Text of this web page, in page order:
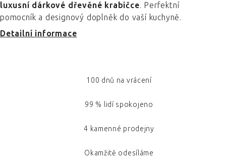
luxusní dárkové dřevěné krabičce. Perfektní
pomocník a designový doplněk do vaší kuchyně.
Detailní informace
100 dnů na vrácení
99 % lidí spokojeno
4 kamenné prodejny
Okamžitě odesíláme